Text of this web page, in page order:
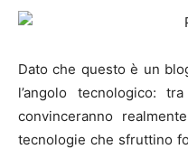
Dato che questo è un
l’angolo tecnologico:
convinceranno
tecnologie che sfruttino